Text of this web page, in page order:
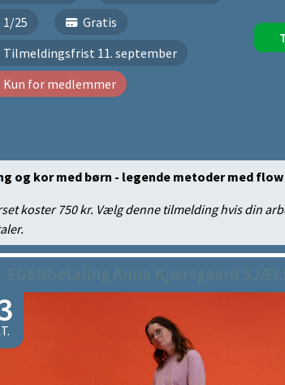
1/25
Gratis
Tilmeldingsfrist 11. september
Kun for medlemmer
og kor med børn - legende metoder med flow
koster 750 kr. Vælg denne tilmelding hvis din